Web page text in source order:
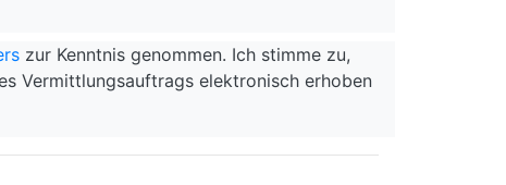
zur Kenntnis genommen. Ich stimme zu,
Vermittlungsauftrags elektronisch erhoben